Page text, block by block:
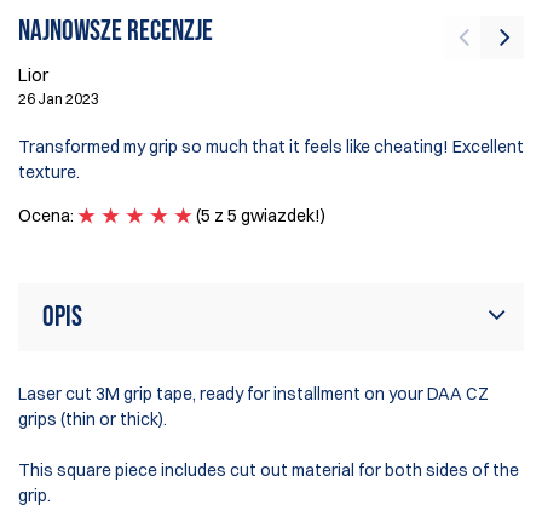
Najnowsze recenzje
Lior
26 Jan 2023
Transformed my grip so much that it feels like cheating! Excellent
texture.
Ocena:
(5 z 5 gwiazdek!)
Opis
Laser cut 3M grip tape, ready for installment on your DAA CZ
grips (thin or thick).
This square piece includes cut out material for both sides of the
grip.